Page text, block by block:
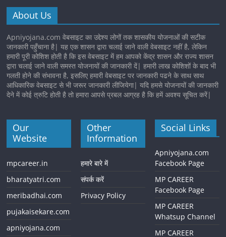
About Us
Apniyojana.com वेबसाइट का उद्देश्य लोगों तक शासकीय योजनाओं की सटीक
जानकारी पहुँचाना है| यह एक शासन द्वारा चलाई जाने वाली वेबसाइट नहीं है, लेकिन
हमारी पूरी कोशिश होती है कि इस वेबसाइट में हम आपको केंद्र शासन और राज्य शासन
द्वारा चलाई जाने वाली समस्त योजनायों की जानकारी दें| हमारी लाख कोशिशों के बाद भी
गलती होने की संभावना है, इसलिए हमारी वेबसाइट पर जानकारी पढने के साथ साथ
आधिकारिक वेबसाइट से भी जरूर जानकारी लीजियेगा| यदि हमसे योजनायों की जानकारी
देने में कोई त्रुटि होती है तो हमारा आपसे प्रबल आग्रह है कि हमें अवश्य सूचित करें|
Our
Website
mpcareer.in
bharatyatri.com
meribadhai.com
pujakaisekare.com
apniyojana.com
Other
Information
हमारे बारे में
संपर्क करें
Privacy Policy
Social Links
Apniyojana.com
Facebook Page
MP CAREER
Facebook Page
MP CAREER
Whatsup Channel
MP CAREER